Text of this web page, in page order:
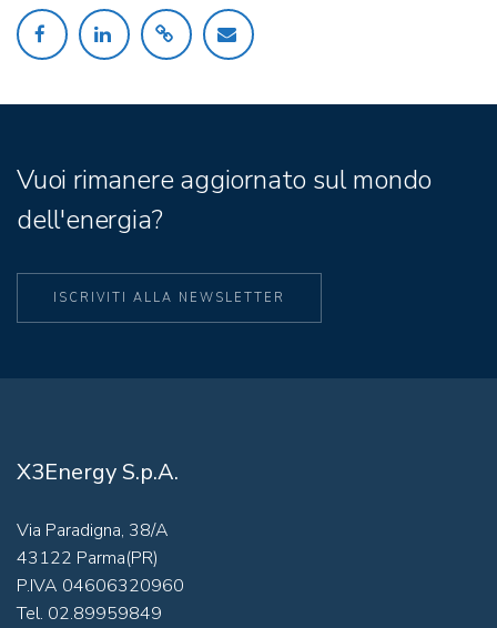
Vuoi rimanere aggiornato sul mondo
dell'energia?
ISCRIVITI ALLA NEWSLETTER
X3Energy S.p.A.
Via Paradigna, 38/A
43122 Parma(PR)
P.IVA 04606320960
Tel. 02.89959849